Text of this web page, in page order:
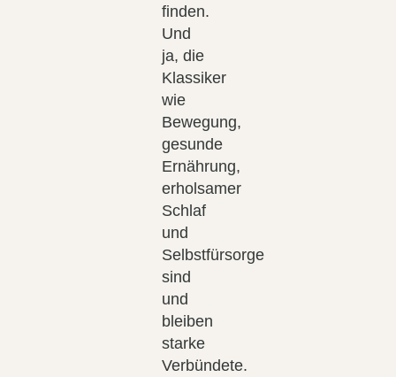
finden.
Und
ja, die
Klassiker
wie
Bewegung,
gesunde
Ernährung,
erholsamer
Schlaf
und
Selbstfürsorge
sind
und
bleiben
starke
Verbündete.